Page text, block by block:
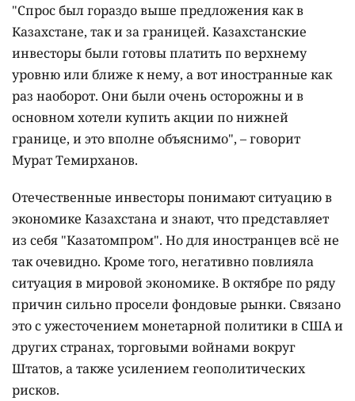
"Спрос был гораздо выше предложения как в
Казахстане, так и за границей. Казахстанские
инвесторы были готовы платить по верхнему
уровню или ближе к нему, а вот иностранные как
раз наоборот. Они были очень осторожны и в
основном хотели купить акции по нижней
границе, и это вполне объяснимо", – говорит
Мурат Темирханов.
Отечественные инвесторы понимают ситуацию в
экономике Казахстана и знают, что представляет
из себя "Казатомпром". Но для иностранцев всё не
так очевидно. Кроме того, негативно повлияла
ситуация в мировой экономике. В октябре по ряду
причин сильно просели фондовые рынки. Связано
это с ужесточением монетарной политики в США и
других странах, торговыми войнами вокруг
Штатов, а также усилением геополитических
рисков.